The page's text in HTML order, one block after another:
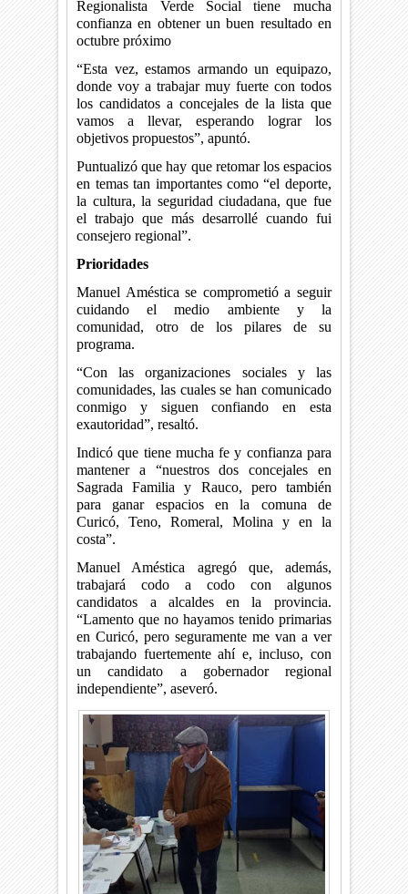
Regionalista Verde Social tiene mucha
confianza en obtener un buen resultado en
octubre próximo
“Esta vez, estamos armando un equipazo,
donde voy a trabajar muy fuerte con todos
los candidatos a concejales de la lista que
vamos a llevar, esperando lograr los
objetivos propuestos”, apuntó.
Puntualizó que hay que retomar los espacios
en temas tan importantes como “el deporte,
la cultura, la seguridad ciudadana, que fue
el trabajo que más desarrollé cuando fui
consejero regional”.
Prioridades
Manuel Améstica se comprometió a seguir
cuidando el medio ambiente y la
comunidad, otro de los pilares de su
programa.
“Con las organizaciones sociales y las
comunidades, las cuales se han comunicado
conmigo y siguen confiando en esta
exautoridad”, resaltó.
Indicó que tiene mucha fe y confianza para
mantener a “nuestros dos concejales en
Sagrada Familia y Rauco, pero también
para ganar espacios en la comuna de
Curicó, Teno, Romeral, Molina y en la
costa”.
Manuel Améstica agregó que, además,
trabajará codo a codo con algunos
candidatos a alcaldes en la provincia.
“Lamento que no hayamos tenido primarias
en Curicó, pero seguramente me van a ver
trabajando fuertemente ahí e, incluso, con
un candidato a gobernador regional
independiente”, aseveró.